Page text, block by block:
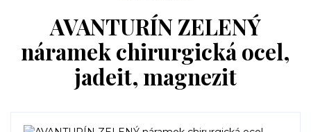
AVANTURÍN ZELENÝ
náramek chirurgická ocel,
jadeit, magnezit